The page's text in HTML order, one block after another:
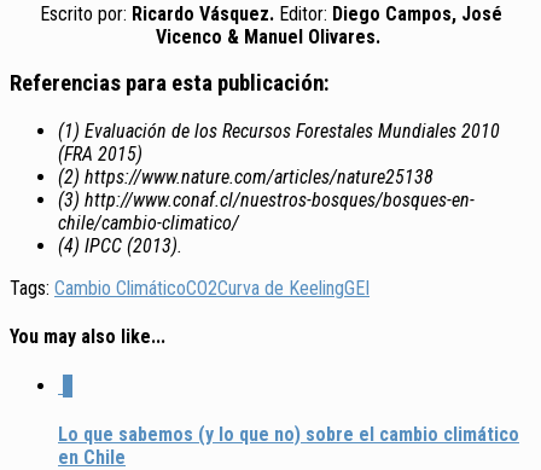
Escrito por: Ricardo Vásquez.Editor: Diego Campos, José
Vicenco & Manuel Olivares.
Referencias para esta publicación:
(1) Evaluación de los Recursos Forestales Mundiales 2010
(FRA 2015)
(2) https://www.nature.com/articles/nature25138
(3) http://www.conaf.cl/nuestros-bosques/bosques-en-
chile/cambio-climatico/
(4) IPCC (2013).
Tags: Cambio ClimáticoCO2Curva de KeelingGEI
You may also like...
Lo que sabemos (y lo que no) sobre el cambio climático
en Chile